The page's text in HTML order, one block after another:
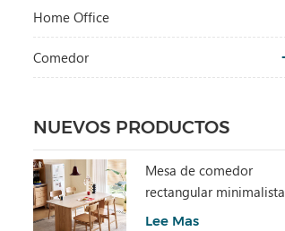
Home Office
Comedor
NUEVOS PRODUCTOS
Mesa de comedor
rectangular minimalista
con piedra sinterizada
Lee Mas